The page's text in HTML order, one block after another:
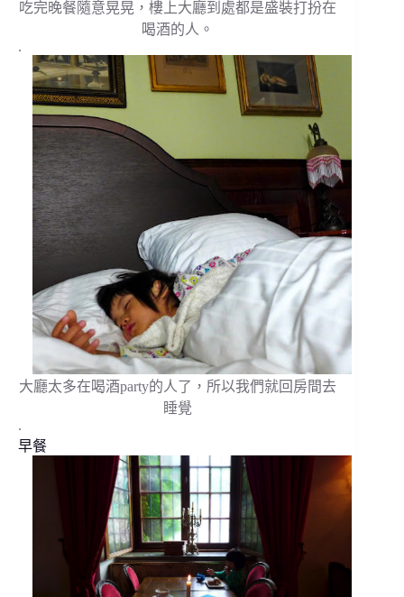
吃完晚餐隨意晃晃，樓上大廳到處都是盛裝打扮在
喝酒的人。
.
大廳太多在喝酒party的人了，所以我們就回房間去
睡覺
.
早餐